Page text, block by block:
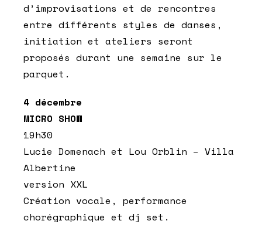
d’improvisations et de rencontres
entre différents styles de danses,
initiation et ateliers seront
proposés durant une semaine sur le
parquet.
4 décembre
MICRO SHOW
19h30
Lucie Domenach et Lou Orblin – Villa
Albertine
version XXL
Création vocale, performance
chorégraphique et dj set.